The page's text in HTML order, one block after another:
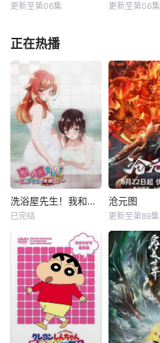
更新至第06集 更新至第06集
正在热播
洗浴屋先生！我和那家伙在女浴池！？
已完结
沧元图
更新至第89集